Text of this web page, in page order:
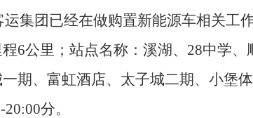
运集团已经在做购置新能源车相关工
6公里；站点名称：溪湖、28中学、
期、富虹酒店、太子城二期、小堡
20:00分。